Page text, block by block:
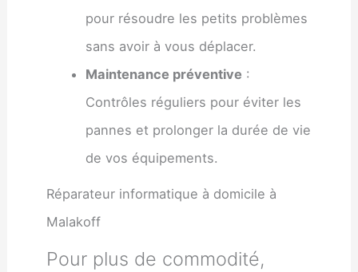
pour résoudre les petits problèmes
sans avoir à vous déplacer.
Maintenance préventive :
Contrôles réguliers pour éviter les
pannes et prolonger la durée de vie
de vos équipements.
Réparateur informatique à domicile à
Malakoff
Pour plus de commodité,